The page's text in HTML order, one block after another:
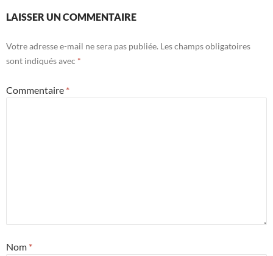
LAISSER UN COMMENTAIRE
Votre adresse e-mail ne sera pas publiée. Les champs obligatoires
sont indiqués avec *
Commentaire *
Nom *